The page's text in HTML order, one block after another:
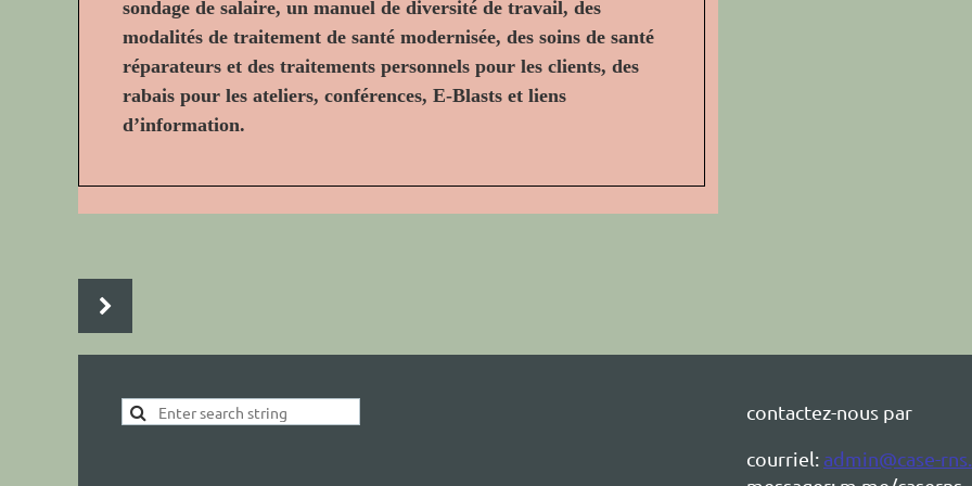
sondage de salaire, un manuel de diversité de travail, des
modalités de traitement de santé modernisée, des soins de santé
réparateurs et des traitements personnels pour les clients, des
rabais pour les ateliers, conférences, E-Blasts et liens
d’information.
contactez-nous par
courriel: admin@case-